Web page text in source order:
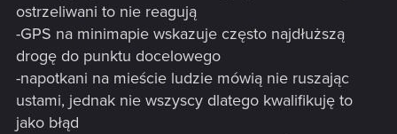
ostrzeliwani to nie reagują
-GPS na minimapie wskazuje często najdłuższą
drogę do punktu docelowego
-napotkani na mieście ludzie mówią nie ruszając
ustami, jednak nie wszyscy dlatego kwalifikuję to
jako błąd